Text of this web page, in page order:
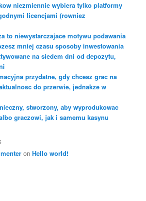
niezmiennie wybiera tylko platformy
licencjami (rowniez
to niewystarczajace motywu podawania
mniej czasu sposoby inwestowania
na siedem dni od depozytu,
przydatne, gdy chcesz grac na
do przerwie, jednakze w
stworzony, aby wyprodukowac
graczowi, jak i samemu kasynu
onHello world!